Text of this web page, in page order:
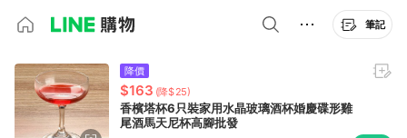
筆記
降價
$163 (降$25)
香檳塔杯6只裝家用水晶玻璃酒杯婚慶碟形雞
尾酒馬天尼杯高腳批發